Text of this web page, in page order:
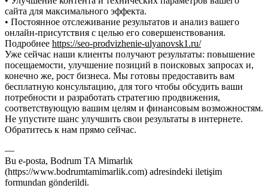
сайта для максимального эффекта.
• Постоянное отслеживание результатов и анализ вашего
онлайн-присутствия с целью его совершенствования.
Подробнее https://seo-prodvizhenie-ulyanovsk1.ru/
Уже сейчас наши клиенты получают результаты: повышение
посещаемости, улучшение позиций в поисковых запросах и,
конечно же, рост бизнеса. Мы готовы предоставить вам
бесплатную консультацию, для того чтобы обсудить ваши
потребности и разработать стратегию продвижения,
соответствующую вашим целям и финансовым возможностям.
Не упустите шанс улучшить свои результаты в интернете.
Обратитесь к нам прямо сейчас.
—
Bu e-posta, Bodrum TA Mimarlık
(https://www.bodrumtamimarlik.com) adresindeki iletişim
formundan gönderildi.